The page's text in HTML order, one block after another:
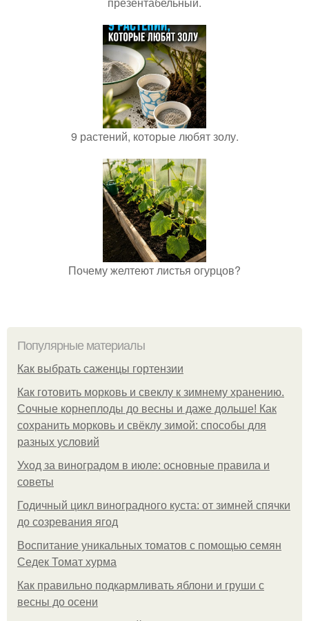
9 растений, которые любят золу.
Почему желтеют листья огурцов?
Популярные материалы
Как выбрать саженцы гортензии
Как готовить морковь и свеклу к зимнему хранению.
Сочные корнеплоды до весны и даже дольше! Как
сохранить морковь и свёклу зимой: способы для
разных условий
Уход за виноградом в июле: основные правила и
советы
Годичный цикл виноградного куста: от зимней спячки
до созревания ягод
Воспитание уникальных томатов с помощью семян
Седек Томат хурма
Как правильно подкармливать яблони и груши с
весны до осени